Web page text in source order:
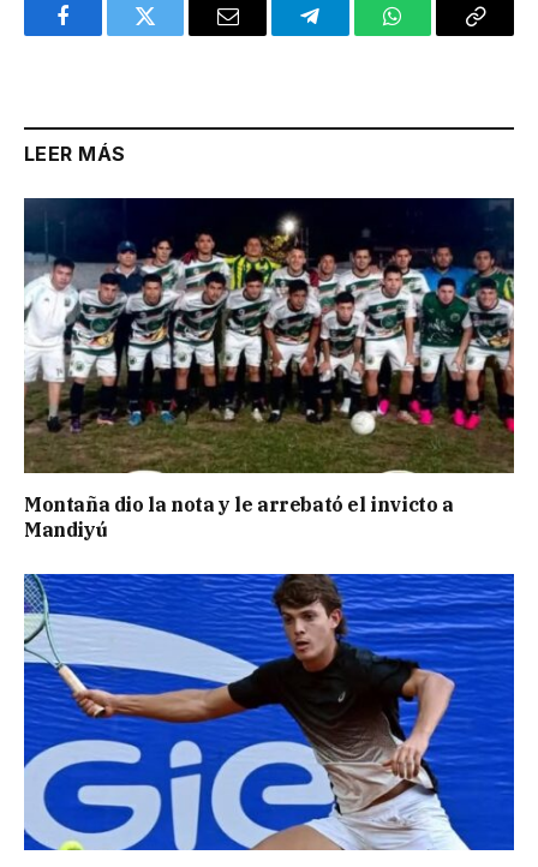
FacebookTwitter Email TelegramWhatsAppCopy
LEER MÁS
Montaña dio la nota y le arrebató el invicto a
Mandiyú